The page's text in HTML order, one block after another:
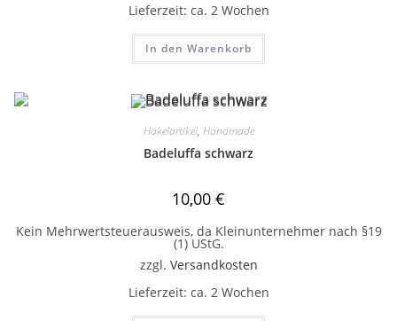
Lieferzeit: ca. 2 Wochen
In den Warenkorb
Häkelartikel, Handmade
Badeluffa schwarz
10,00 €
Kein Mehrwertsteuerausweis, da Kleinunternehmer nach §19
(1) UStG.
zzgl. Versandkosten
Lieferzeit: ca. 2 Wochen